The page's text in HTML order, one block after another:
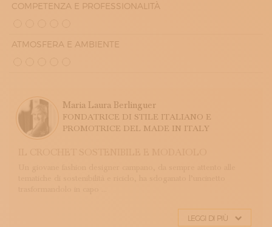
COMPETENZA E PROFESSIONALITÀ
ATMOSFERA E AMBIENTE
Maria Laura Berlinguer
FONDATRICE DI STILE ITALIANO E
PROMOTRICE DEL MADE IN ITALY
LEGGI DI PIÙ